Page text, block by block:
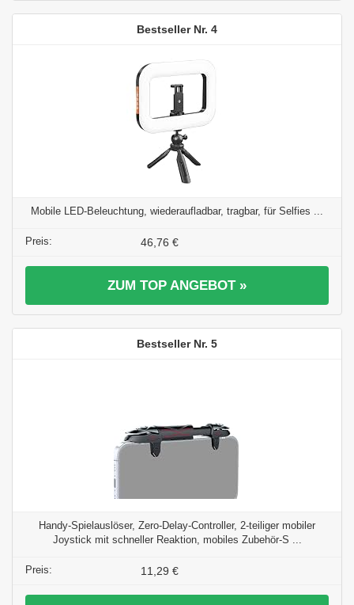
4
Mobile LED-Beleuchtung, wiederaufladbar, tragbar, für Selfies ...
46,76 €
ZUM TOP ANGEBOT »
5
Handy-Spielauslöser, Zero-Delay-Controller, 2-teiliger mobiler
Joystick mit schneller Reaktion, mobiles Zubehör-S ...
11,29 €